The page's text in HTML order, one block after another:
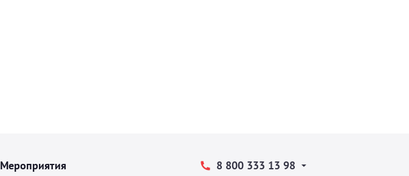
Мероприятия 8 800 333 13 98